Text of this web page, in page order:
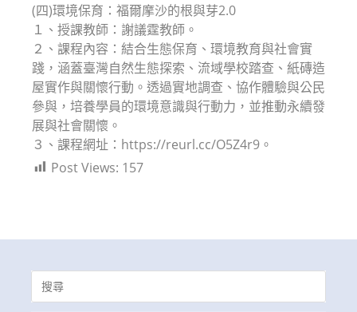
(四)環境保育：福爾摩沙的根與芽2.0
１、授課教師：謝議霆教師。
２、課程內容：結合生態保育、環境教育與社會實
踐，涵蓋臺灣自然生態探索、流域學校踏查、紙磚造
屋實作與關懷行動。透過實地調查、協作體驗與公民
參與，培養學員的環境意識與行動力，並推動永續發
展與社會關懷。
３、課程網址：https://reurl.cc/O5Z4r9。
Post Views: 157
Search
for: